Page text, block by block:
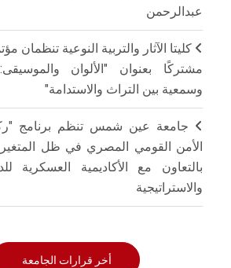
عبدالرحمن
كليتا الآثار والتربية النوعية تنظمان
مشتركًا بعنوان "الألوان
وسمعية بين التراث والاستدامة"
جامعة عين شمس تنظم برنامج
الأمن القومي المصري في ظل
بالتعاون مع الأكاديمية العسكرية
والاستراتيجية
أخر قرارات الجامعة